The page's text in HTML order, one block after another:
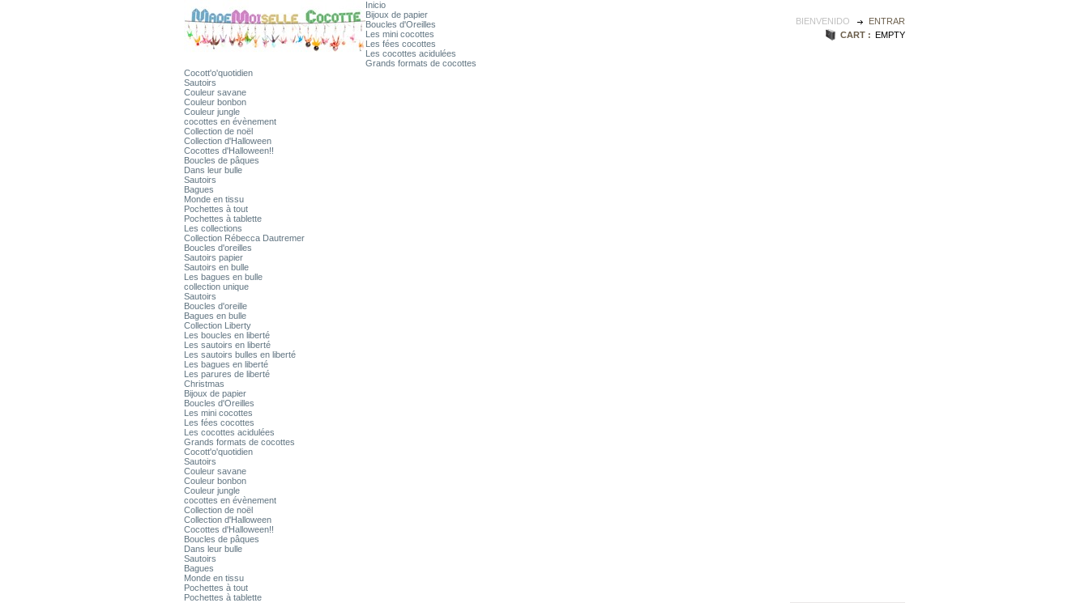
BIENVENIDO
ENTRAR
CART :
EMPTY
Inicio
Bijoux de papier
Boucles d'Oreilles
Les mini cocottes
Les fées cocottes
Les cocottes acidulées
Grands formats de cocottes
Cocott'o'quotidien
Sautoirs
Couleur savane
Couleur bonbon
Couleur jungle
cocottes en évènement
Collection de noël
Collection d'Halloween
Cocottes d'Halloween!!
Boucles de pâques
Dans leur bulle
Sautoirs
Bagues
Monde en tissu
Pochettes à tout
Pochettes à tablette
Les collections
Collection Rébecca Dautremer
Boucles d'oreilles
Sautoirs papier
Sautoirs en bulle
Les bagues en bulle
collection unique
Sautoirs
Boucles d'oreille
Bagues en bulle
Collection Liberty
Les boucles en liberté
Les sautoirs en liberté
Les sautoirs bulles en liberté
Les bagues en liberté
Les parures de liberté
Christmas
Bijoux de papier
Boucles d'Oreilles
Les mini cocottes
Les fées cocottes
Les cocottes acidulées
Grands formats de cocottes
Cocott'o'quotidien
Sautoirs
Couleur savane
Couleur bonbon
Couleur jungle
cocottes en évènement
Collection de noël
Collection d'Halloween
Cocottes d'Halloween!!
Boucles de pâques
Dans leur bulle
Sautoirs
Bagues
Monde en tissu
Pochettes à tout
Pochettes à tablette